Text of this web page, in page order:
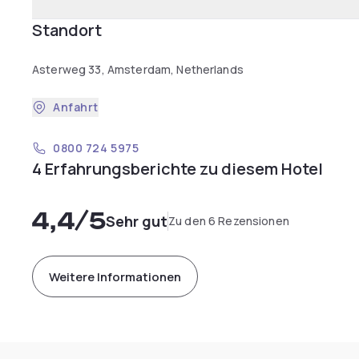
Standort
Asterweg 33, Amsterdam, Netherlands
Anfahrt
0800 724 5975
4 Erfahrungsberichte zu diesem Hotel
4,4/5Sehr gutZu den 6 Rezensionen
Weitere Informationen